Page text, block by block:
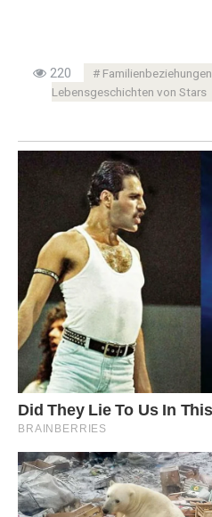
220 Familienbeziehungen
Lebensgeschichten von Stars